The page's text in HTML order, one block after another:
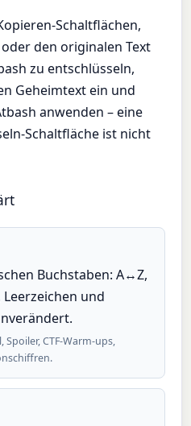
Schaltflächen,
den originalen Text
zu entschlüsseln,
Geheimtext ein und
anwenden – eine
Schaltfläche ist nicht
Buchstaben: A↔Z,
und
CTF-Warm-ups,